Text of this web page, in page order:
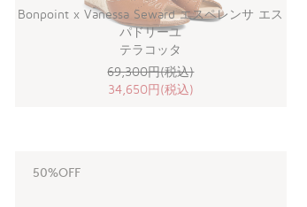
Bonpoint x Vanessa Seward エスペレンサ エス
パドリーユ
テラコッタ
69,300円(税込)
34,650円(税込)
50%OFF